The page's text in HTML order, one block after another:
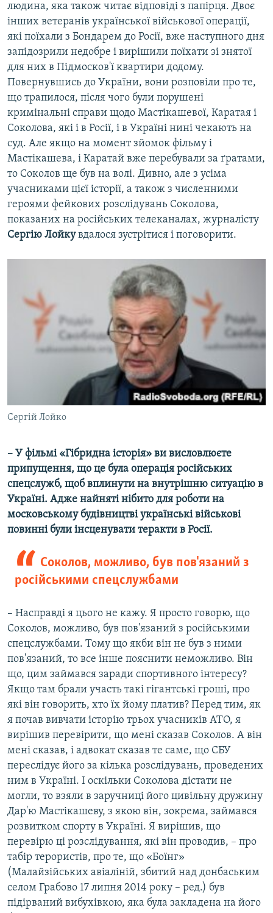
людина, яка також читає відповіді з папірця. Двоє
інших ветеранів української військової операції,
які поїхали з Бондарем до Росії, вже наступного дня
запідозрили недобре і вирішили поїхати зі знятої
для них в Підмосков'ї квартири додому.
Повернувшись до України, вони розповіли про те,
що трапилося, після чого були порушені
кримінальні справи щодо Мастікашевої, Каратая і
Соколова, які і в Росії, і в Україні нині чекають на
суд. Але якщо на момент зйомок фільму і
Мастікашева, і Каратай вже перебували за ґратами,
то Соколов ще був на волі. Дивно, але з усіма
учасниками цієї історії, а також з численними
героями фейкових розслідувань Соколова,
показаних на російських телеканалах, журналісту
Сергію Лойкувдалося зустрітися і поговорити.
Сергій Лойко
– У фільмі «Гібридна історія» ви висловлюєте
припущення, що це була операція російських
спецслужб, щоб вплинути на внутрішню ситуацію в
Україні. Адже найняті нібито для роботи на
московському будівництві українські військові
повинні були інсценувати теракти в Росії.
Соколов, можливо, був пов'язаний з
російськими спецслужбами
– Насправді я цього не кажу. Я просто говорю, що
Соколов, можливо, був пов'язаний з російськими
спецслужбами. Тому що якби він не був з ними
пов'язаний, то все інше пояснити неможливо. Він
що, цим займався заради спортивного інтересу?
Якщо там брали участь такі гігантські гроші, про
які він говорить, хто їх йому платив? Перед тим, як
я почав вивчати історію трьох учасників АТО, я
вирішив перевірити, що мені сказав Соколов. А він
мені сказав, і адвокат сказав те саме, що СБУ
переслідує його за кілька розслідувань, проведених
ним в Україні. І оскільки Соколова дістати не
могли, то взяли в заручниці його цивільну дружину
Дар'ю Мастікашеву, з якою він, зокрема, займався
розвитком спорту в Україні. Я вирішив, що
перевірю ці розслідування, які він проводив, – про
табір терористів, про те, що «Боїнг»
(Малайзійських авіаліній, збитий над донбаським
селом Грабово 17 липня 2014 року – ред.) був
підірваний вибухівкою, яка була закладена на його